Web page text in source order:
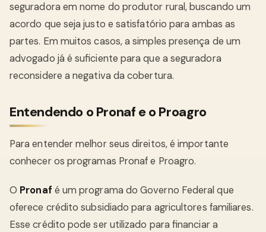
seguradora em nome do produtor rural, buscando um
acordo que seja justo e satisfatório para ambas as
partes. Em muitos casos, a simples presença de um
advogado já é suficiente para que a seguradora
reconsidere a negativa da cobertura.
Entendendo o Pronaf e o Proagro
Para entender melhor seus direitos, é importante
conhecer os programas Pronaf e Proagro.
O Pronaf é um programa do Governo Federal que
oferece crédito subsidiado para agricultores familiares.
Esse crédito pode ser utilizado para financiar a